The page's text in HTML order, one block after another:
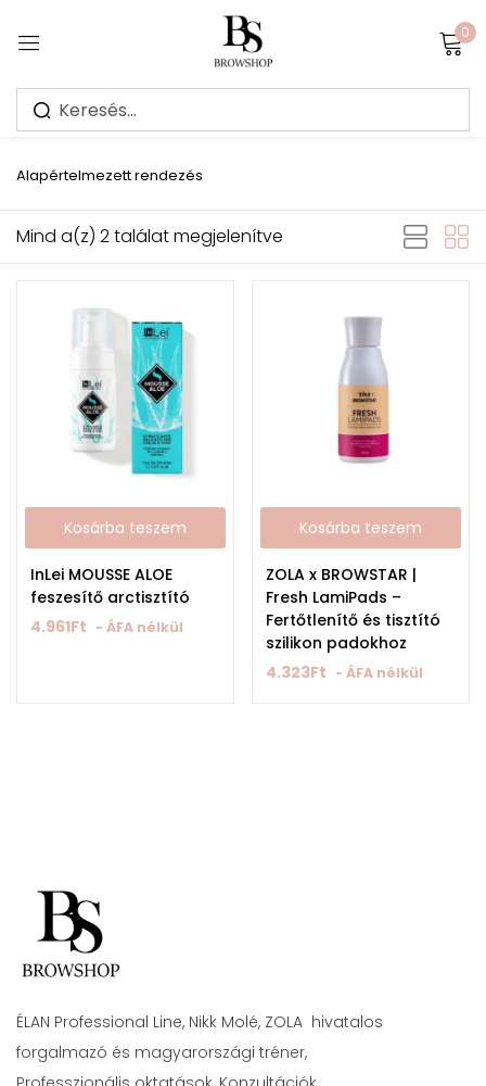
0
Mind a(z) 2 találat megjelenítve
Alapértelmezett rendezés
Kosárba teszem
InLei MOUSSE ALOE
feszesítő arctisztító
4.961Ft - ÁFA nélkül
Kosárba teszem
ZOLA x BROWSTAR |
Fresh LamiPads –
Fertőtlenítő és tisztító
szilikon padokhoz
4.323Ft - ÁFA nélkül
ÉLAN Professional Line, Nikk Molé, ZOLA hivatalos
forgalmazó és magyarországi tréner,
Sign in
Jegyezz meg Elfelejtett jelszó?
Create an account